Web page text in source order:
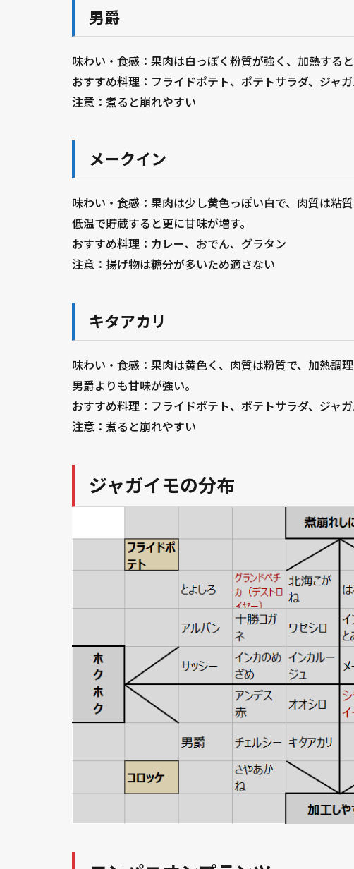
男爵
味わい・食感：果肉は白っぽく粉質が強く、加熱する
おすすめ料理：フライドポテト、ポテトサラダ、ジャ
注意：煮ると崩れやすい
メークイン
味わい・食感：果肉は少し黄色っぽい白で、肉質は粘
低温で貯蔵すると更に甘味が増す。
おすすめ料理：カレー、おでん、グラタン
注意：揚げ物は糖分が多いため適さない
キタアカリ
味わい・食感：果肉は黄色く、肉質は粉質で、加熱調
男爵よりも甘味が強い。
おすすめ料理：フライドポテト、ポテトサラダ、ジャ
注意：煮ると崩れやすい
ジャガイモの分布